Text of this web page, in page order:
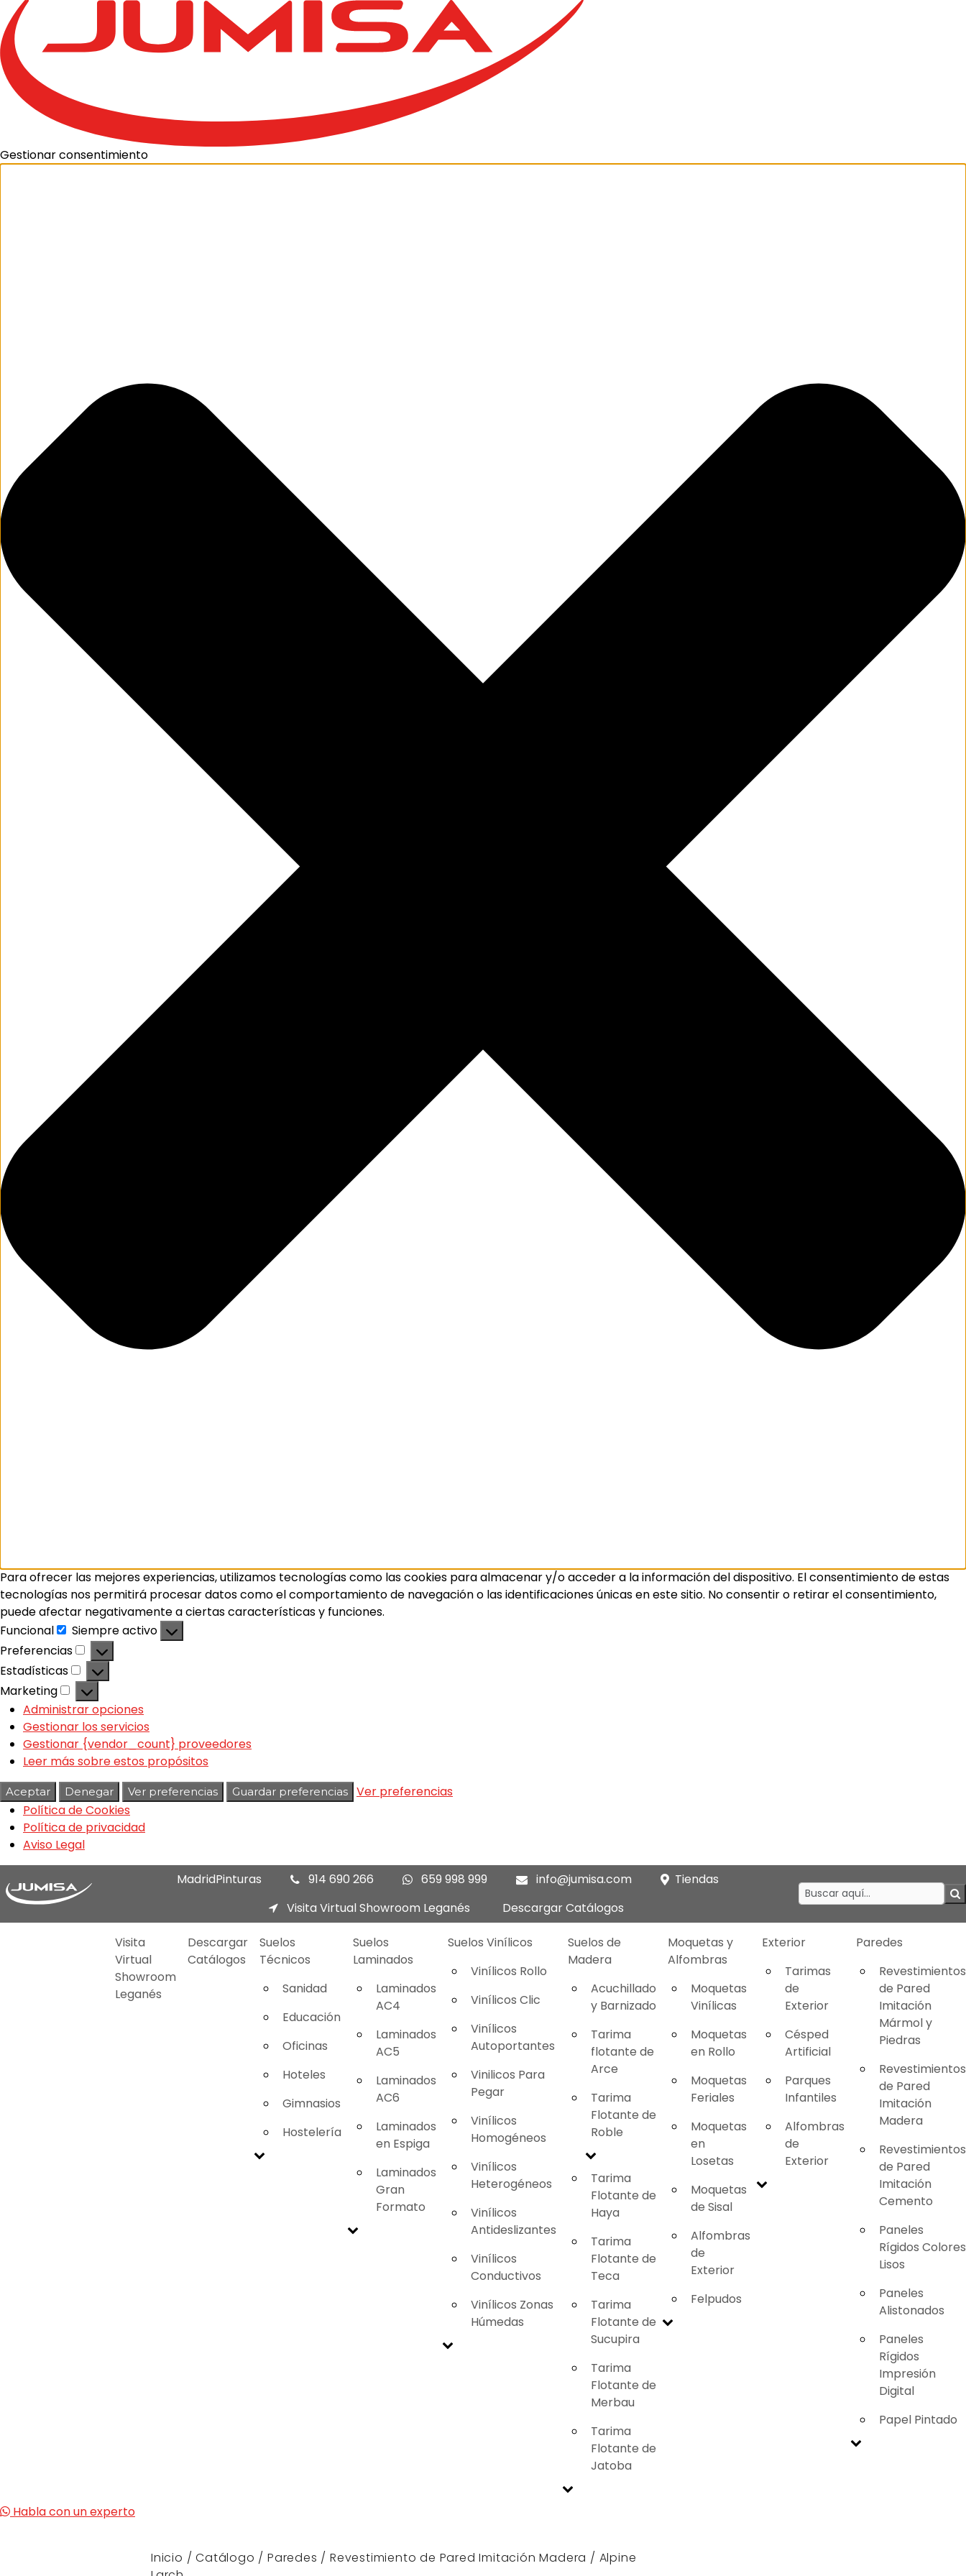
Gestionar consentimiento
Para ofrecer las mejores experiencias, utilizamos tecnologías como las cookies para almacenar y/o acceder a la información del dispositivo. El consentimiento de estas
tecnologías nos permitirá procesar datos como el comportamiento de navegación o las identificaciones únicas en este sitio. No consentir o retirar el consentimiento,
puede afectar negativamente a ciertas características y funciones.
Funcional
Siempre activo
Preferencias
Estadísticas
Marketing
Administrar opciones
Gestionar los servicios
Gestionar {vendor_count} proveedores
Leer más sobre estos propósitos
Aceptar Denegar Ver preferencias Guardar preferencias
Ver preferencias
Política de Cookies
Política de privacidad
Aviso Legal
MadridPinturas 914 690 266 659 998 999 info@jumisa.com
Tiendas
Visita Virtual Showroom Leganés
Descargar Catálogos
Visita
Virtual
Showroom
Leganés
Descargar
Catálogos
Suelos
Técnicos
Sanidad
Educación
Oficinas
Hoteles
Gimnasios
Hostelería
Suelos
Laminados
Laminados
AC4
Laminados
AC5
Laminados
AC6
Laminados
en Espiga
Laminados
Gran
Formato
Suelos Vinílicos
Vinílicos Rollo
Vinílicos Clic
Vinílicos
Autoportantes
Vinilicos Para
Pegar
Vinílicos
Homogéneos
Vinílicos
Heterogéneos
Vinílicos
Antideslizantes
Vinílicos
Conductivos
Vinílicos Zonas
Húmedas
Suelos de
Madera
Acuchillado
y Barnizado
Tarima
flotante de
Arce
Tarima
Flotante de
Roble
Tarima
Flotante de
Haya
Tarima
Flotante de
Teca
Tarima
Flotante de
Sucupira
Tarima
Flotante de
Merbau
Tarima
Flotante de
Jatoba
Moquetas y
Alfombras
Moquetas
Vinílicas
Moquetas
en Rollo
Moquetas
Feriales
Moquetas
en
Losetas
Moquetas
de Sisal
Alfombras
de
Exterior
Felpudos
Exterior
Tarimas
de
Exterior
Césped
Artificial
Parques
Infantiles
Alfombras
de
Exterior
Paredes
Revestimientos
de Pared
Imitación
Mármol y
Piedras
Revestimientos
de Pared
Imitación
Madera
Revestimientos
de Pared
Imitación
Cemento
Paneles
Rígidos Colores
Lisos
Paneles
Alistonados
Paneles
Rígidos
Impresión
Digital
Papel Pintado
Habla con un experto
Inicio /Catálogo /Paredes /Revestimiento de Pared Imitación Madera / Alpine